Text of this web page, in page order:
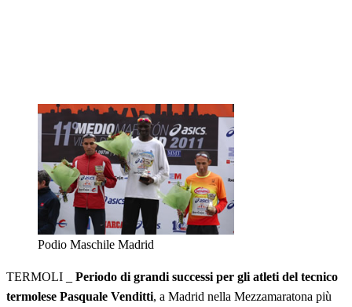
Podio Maschile Madrid
TERMOLI _ Periodo di grandi successi per gli atleti del tecnico
termolese Pasquale Venditti, a Madrid nella Mezzamaratona più